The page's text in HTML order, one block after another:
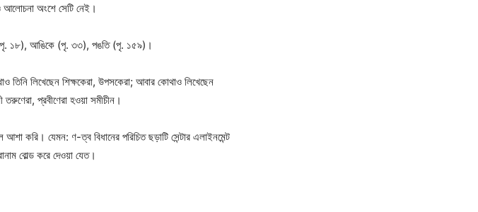
আলোচনা অংশে সেটি নেই।
(পৃ. ১৮), আঙিকে (পৃ. ৩৩), পঙতি (পৃ. ১৫৯)।
তিনি লিখেছেন শিক্ষকেরা, উপসকেরা; আবার কোথাও লিখেছেন
প্রবীণেরা হওয়া সমীচীন।
করি। যেমন: ণ-ত্ব বিধানের পরিচিত ছড়াটি সেন্টার এলাইনমেন্ট
বোল্ড করে দেওয়া যেত।